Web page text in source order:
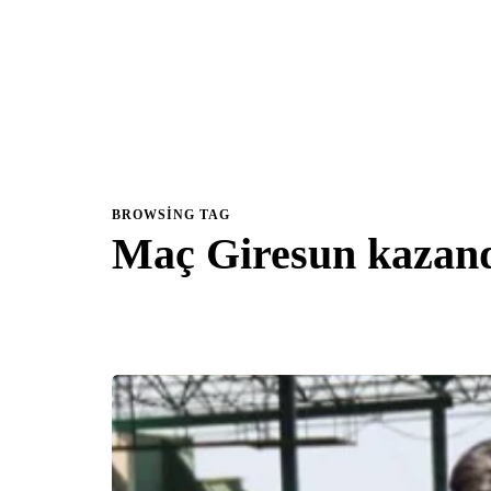
BROWSING TAG
Maç Giresun